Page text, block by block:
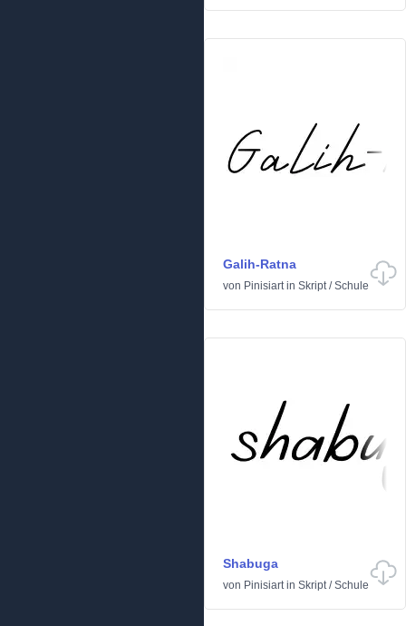
Galih-Ratna
von Pinisiartin Skript/Schule
Shabuga
von Pinisiartin Skript/Schule